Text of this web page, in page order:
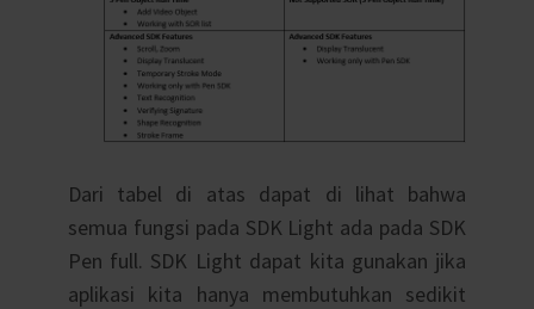
Dari tabel di atas dapat di lihat bahwa
semua fungsi pada SDK Light ada pada SDK
Pen full. SDK Light dapat kita gunakan jika
aplikasi kita hanya membutuhkan sedikit